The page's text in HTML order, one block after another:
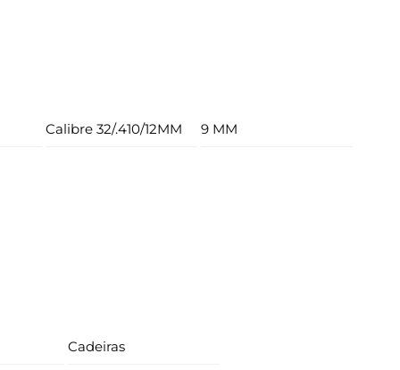
Calibre 32/.410/12MM 9 MM
Cadeiras